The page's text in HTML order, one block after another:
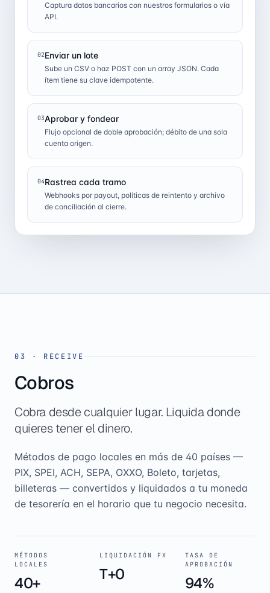
Captura datos bancarios con nuestros formularios o vía
API.
02Enviar un lote
Sube un CSV o haz POST con un array JSON. Cada
ítem tiene su clave idempotente.
03Aprobar y fondear
Flujo opcional de doble aprobación; débito de una sola
cuenta origen.
04Rastrea cada tramo
Webhooks por payout, políticas de reintento y archivo
de conciliación al cierre.
03 · RECEIVE
Cobros
Cobra desde cualquier lugar. Liquida donde
quieres tener el dinero.
Métodos de pago locales en más de 40 países —
PIX, SPEI, ACH, SEPA, OXXO, Boleto, tarjetas,
billeteras — convertidos y liquidados a tu moneda
de tesorería en el horario que tu negocio necesita.
MÉTODOS
LOCALES
40+
LIQUIDACIÓN FX
T+0
TASA DE
APROBACIÓN
94%